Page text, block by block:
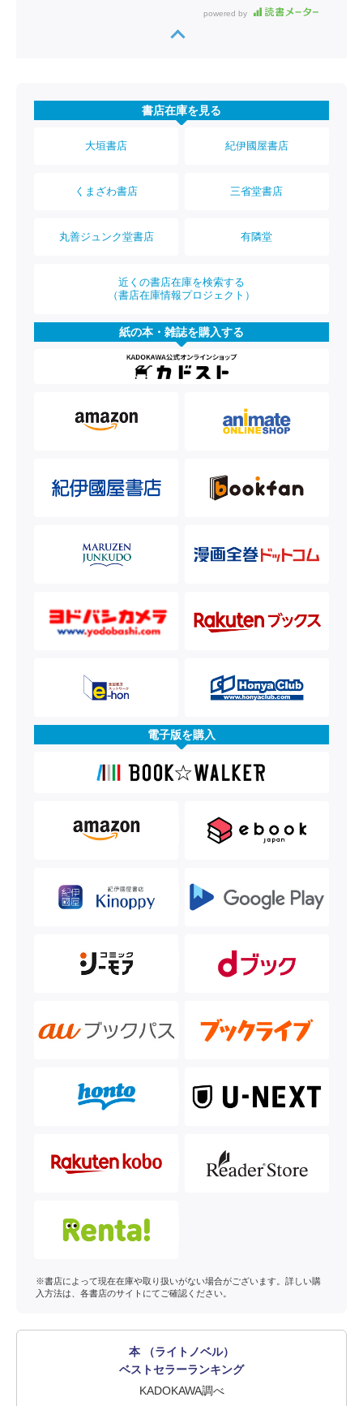
powered by
書店在庫を見る
大垣書店 紀伊國屋書店
くまざわ書店 三省堂書店
丸善ジュンク堂書店 有隣堂
近くの書店在庫を検索する
（書店在庫情報プロジェクト）
紙の本・雑誌を購入する
電子版を購入
※書店によって現在在庫や取り扱いがない場合がございます。詳しい購
入方法は、各書店のサイトにてご確認ください。
本 （ライトノベル）
ベストセラーランキング
KADOKAWA調べ